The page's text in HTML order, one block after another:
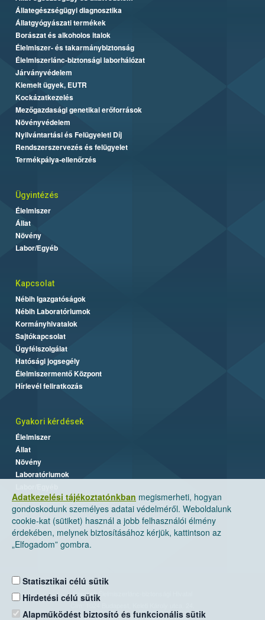
Adatkezelési tájékoztatónkban megismerheti, hogyan
gondoskodunk személyes adatai védelméről. Weboldalunk
cookie-kat (sütiket) használ a jobb felhasználói élmény
érdekében, melynek biztosításához kérjük, kattintson az
„Elfogadom” gombra.
Statisztikai célú sütik
Hirdetési célú sütik
Alapműködést biztosító és funkcionális sütik
Állategészségügyi diagnosztika
Állatgyógyászati termékek
Borászat és alkoholos italok
Élelmiszer- és takarmánybiztonság
Élelmiszerlánc-biztonsági laborhálózat
Járványvédelem
Kiemelt ügyek, EUTR
Kockázatkezelés
Mezőgazdasági genetikai erőforrások
Növényvédelem
Nyilvántartási és Felügyeleti Díj
Rendszerszervezés és felügyelet
Termékpálya-ellenőrzés
Ügyintézés
Élelmiszer
Állat
Növény
Labor/Egyéb
Kapcsolat
Nébih Igazgatóságok
Nébih Laboratóriumok
Kormányhivatalok
Sajtókapcsolat
Ügyfélszolgálat
Hatósági jogsegély
Élelmiszermentő Központ
Hírlevél feliratkozás
Gyakori kérdések
Élelmiszer
Állat
Növény
Laboratóriumok
Nemzeti Élelmiszerlánc-biztonsági Hivatal
Levelezési cím: 1525 Budapest. Pf. 30.